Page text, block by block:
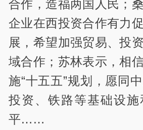
合作，造福两国人民；
企业在西投资合作有力
展，希望加强贸易、投
域合作；苏林表示，相
施“十五五”规划，愿同
投资、铁路等基础设
平……